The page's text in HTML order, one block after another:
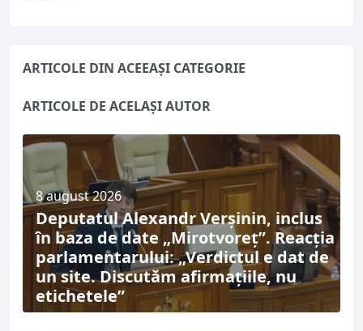
ARTICOLE DIN ACEEAȘI CATEGORIE
ARTICOLE DE ACELAȘI AUTOR
8 august 2026
Deputatul Alexandr Verșinin, inclus
în baza de date „Mirotvoreț”. Reacția
parlamentarului: „Verdictul e dat de
un site. Discutăm afirmațiile, nu
etichetele”